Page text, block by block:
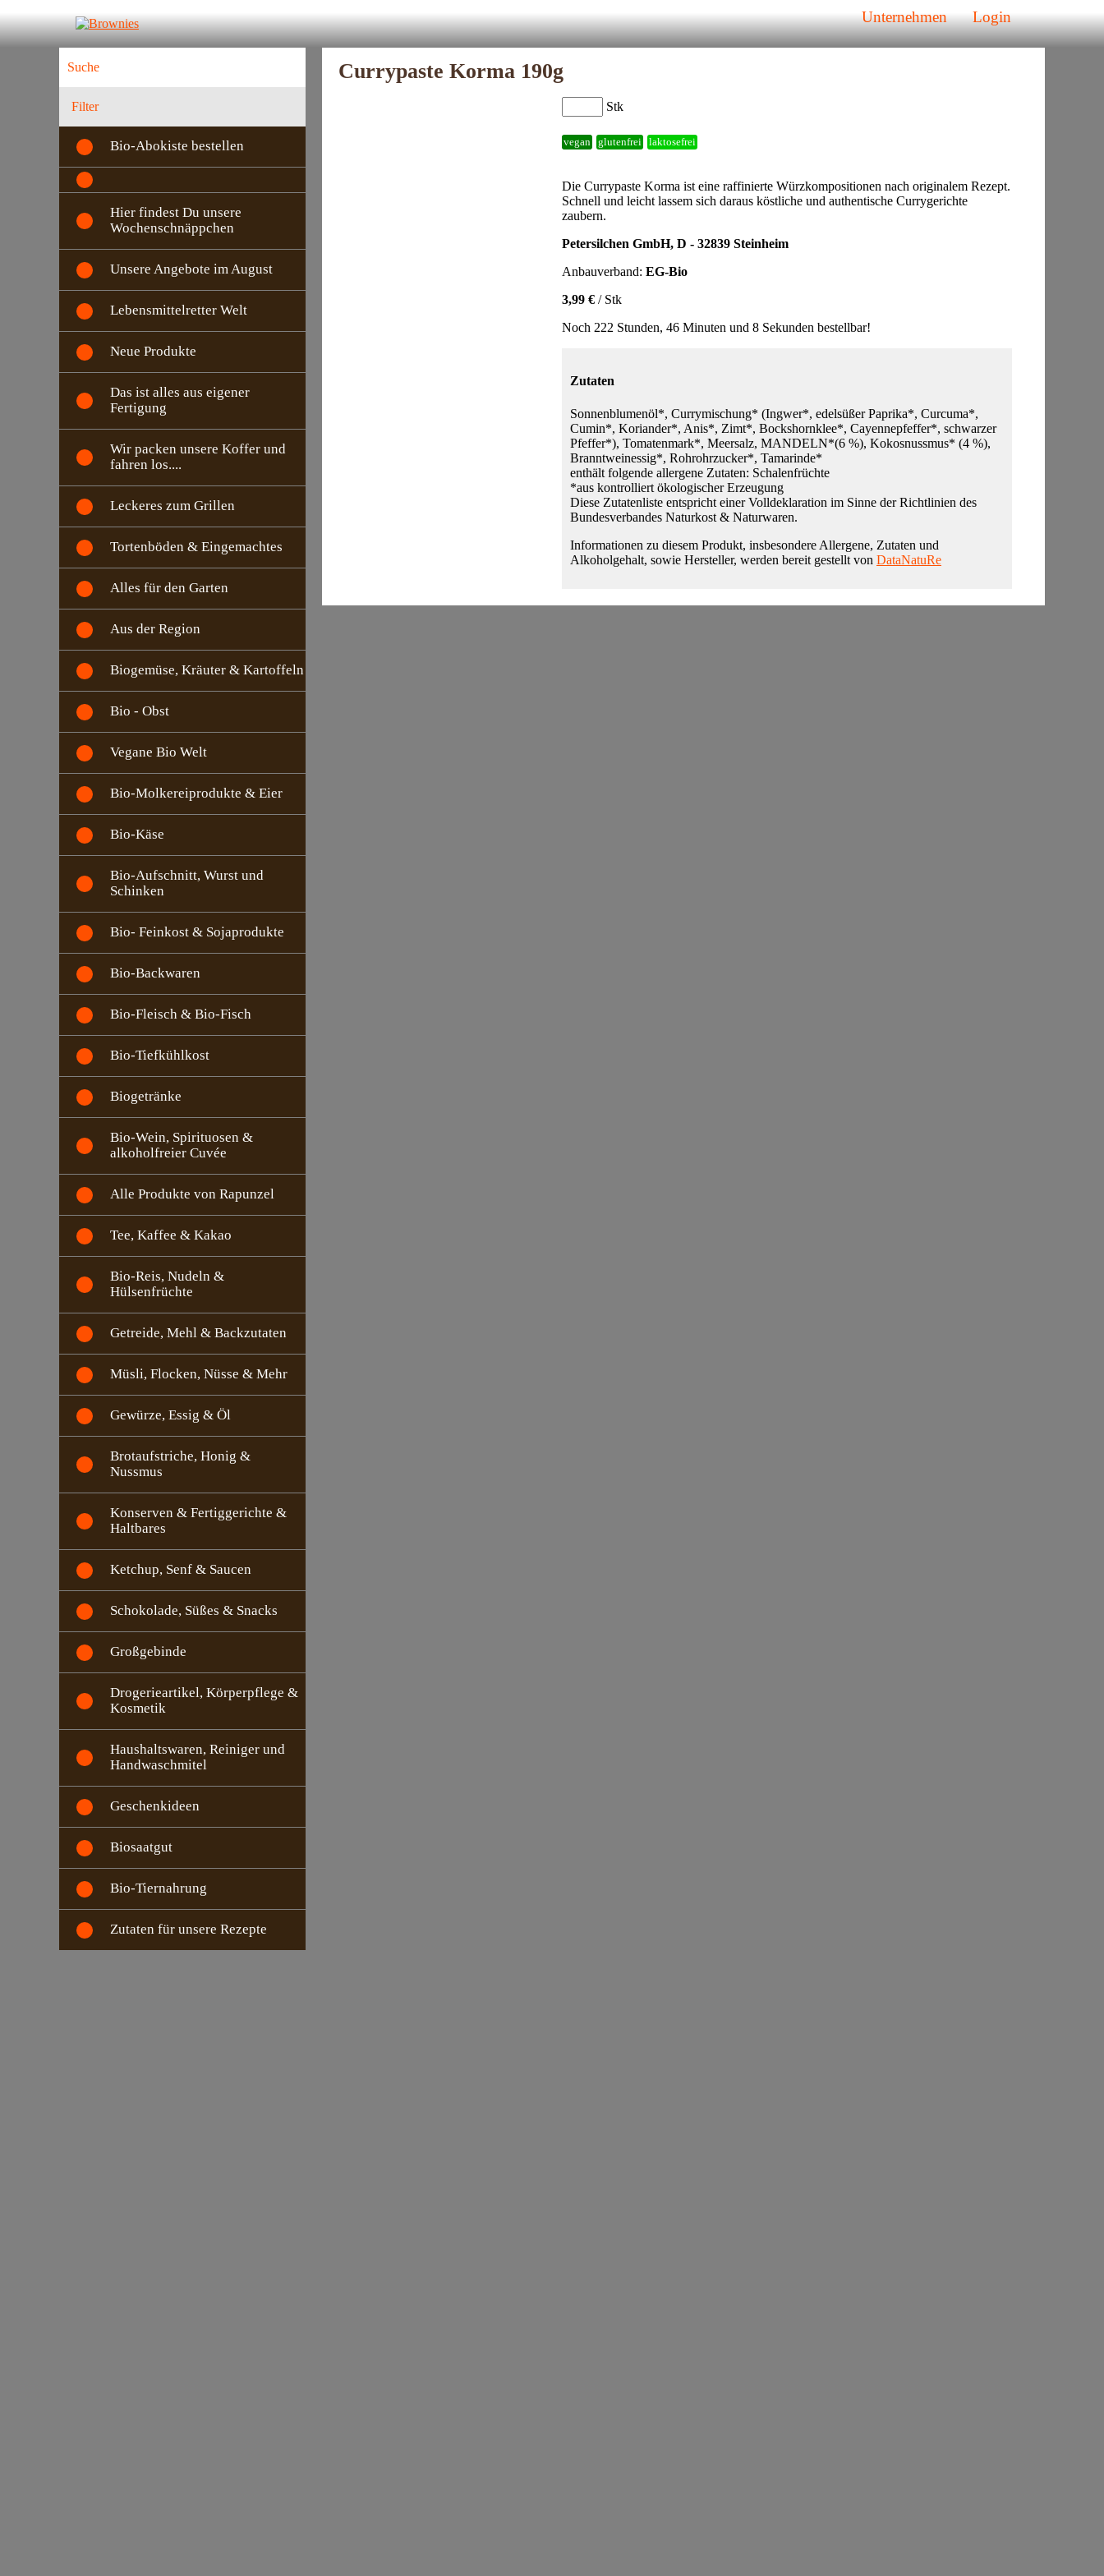
Unternehmen Login
Filter
Bio-Abokiste bestellen
Hier findest Du unsere
Wochenschnäppchen
Unsere Angebote im August
Lebensmittelretter Welt
Neue Produkte
Das ist alles aus eigener
Fertigung
Wir packen unsere Koffer und
fahren los....
Leckeres zum Grillen
Tortenböden & Eingemachtes
Alles für den Garten
Aus der Region
Biogemüse, Kräuter & Kartoffeln
Bio - Obst
Vegane Bio Welt
Bio-Molkereiprodukte & Eier
Bio-Käse
Bio-Aufschnitt, Wurst und
Schinken
Bio- Feinkost & Sojaprodukte
Bio-Backwaren
Bio-Fleisch & Bio-Fisch
Bio-Tiefkühlkost
Biogetränke
Bio-Wein, Spirituosen &
alkoholfreier Cuvée
Alle Produkte von Rapunzel
Tee, Kaffee & Kakao
Bio-Reis, Nudeln &
Hülsenfrüchte
Getreide, Mehl & Backzutaten
Müsli, Flocken, Nüsse & Mehr
Gewürze, Essig & Öl
Brotaufstriche, Honig &
Nussmus
Konserven & Fertiggerichte &
Haltbares
Ketchup, Senf & Saucen
Schokolade, Süßes & Snacks
Großgebinde
Drogerieartikel, Körperpflege &
Kosmetik
Haushaltswaren, Reiniger und
Handwaschmitel
Geschenkideen
Biosaatgut
Bio-Tiernahrung
Zutaten für unsere Rezepte
Currypaste Korma 190g
Stk
vegan glutenfrei laktosefrei
Die Currypaste Korma ist eine raffinierte Würzkompositionen nach originalem Rezept.
Schnell und leicht lassem sich daraus köstliche und authentische Currygerichte
zaubern.
Petersilchen GmbH, D - 32839 Steinheim
Anbauverband: EG-Bio
3,99 € / Stk
Noch 222 Stunden, 46 Minuten und 8 Sekunden bestellbar!
Zutaten
Sonnenblumenöl*, Currymischung* (Ingwer*, edelsüßer Paprika*, Curcuma*,
Cumin*, Koriander*, Anis*, Zimt*, Bockshornklee*, Cayennepfeffer*, schwarzer
Pfeffer*), Tomatenmark*, Meersalz, MANDELN*(6 %), Kokosnussmus* (4 %),
Branntweinessig*, Rohrohrzucker*, Tamarinde*
enthält folgende allergene Zutaten: Schalenfrüchte
*aus kontrolliert ökologischer Erzeugung
Diese Zutatenliste entspricht einer Volldeklaration im Sinne der Richtlinien des
Bundesverbandes Naturkost & Naturwaren.
Informationen zu diesem Produkt, insbesondere Allergene, Zutaten und
Alkoholgehalt, sowie Hersteller, werden bereit gestellt von DataNatuRe